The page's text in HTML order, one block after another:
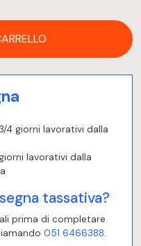
4 giorni lavorativi dalla
lavorativi dalla
tassativa?
prima di completare
051 6466388.